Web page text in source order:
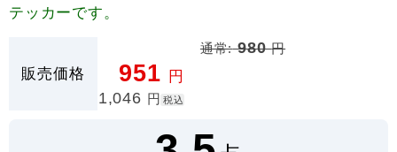
テッカーです。
販売価格
通常:980円
951 円
1,046 円 税込